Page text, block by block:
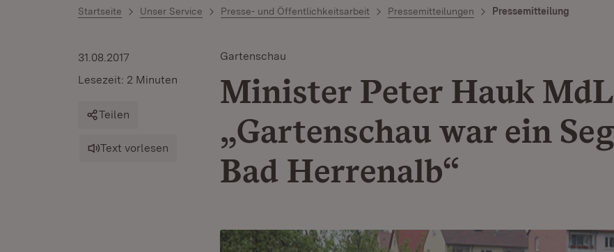
Startseite Unser Service Presse- und Öffentlichkeitsarbeit Pressemitteilungen Pressemitteilung
Gartenschau
Minister Peter Hauk
„Gartenschau war ein
Bad Herrenalb“
31.08.2017
Lesezeit: 2 Minuten
Teilen
Text vorlesen